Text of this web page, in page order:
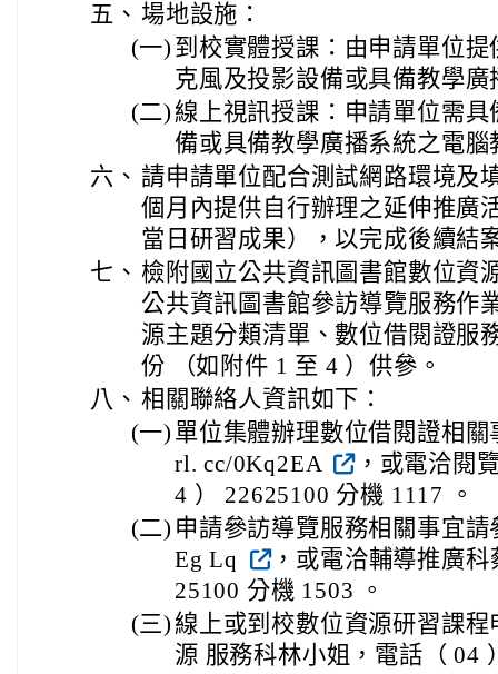
五、 場地設施：
(一) 到校實體授課：由申請單位
克風及投影設備或具備教學
(二)線上視訊授課：申請單位需
備或具備教學廣播系統之電腦
六、 請申請單位配合測試網路環境及
個月內提供自行辦理之延伸推廣
當日研習成果），以完成後續結
七、 檢附國立公共資訊圖書館數位資
公共資訊圖書館參訪導覽服務作
源主題分類清單、數位借閱證服
份 （如附件 1 至 4 ）供參。
八、 相關聯絡人資訊如下：
(一) 單位集體辦理數位借閱證相
rl. cc/0Kq2EA
，或電洽閱
4 ） 22625100 分機 1117 。
(二) 申請參訪導覽服務相關事宜
Eg Lq
，或電洽輔導推廣
25100 分機 1503 。
(三)線上或到校數位資源研習課
源 服務科林小姐，電話（ 04